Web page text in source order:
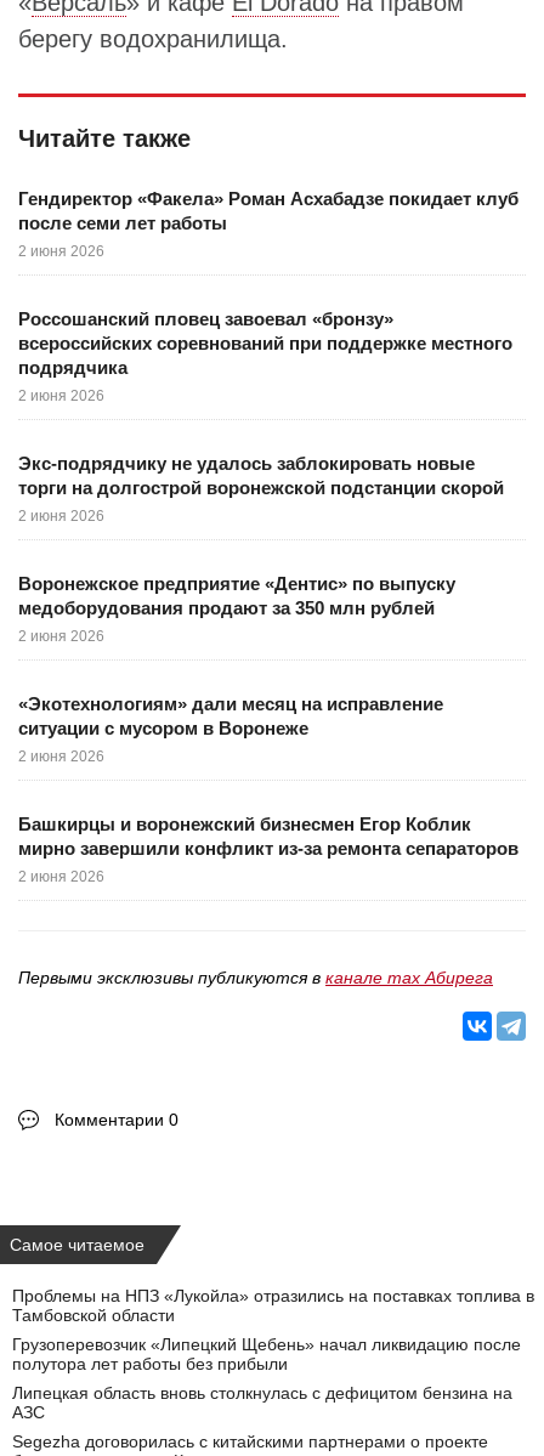
берегу водохранилища.
Читайте также
Гендиректор «Факела» Роман Асхабадзе покидает клуб
после семи лет работы
2 июня 2026
Россошанский пловец завоевал «бронзу»
всероссийских соревнований при поддержке местного
подрядчика
2 июня 2026
Экс-подрядчику не удалось заблокировать новые
торги на долгострой воронежской подстанции скорой
2 июня 2026
Воронежское предприятие «Дентис» по выпуску
медоборудования продают за 350 млн рублей
2 июня 2026
«Экотехнологиям» дали месяц на исправление
ситуации с мусором в Воронеже
2 июня 2026
Башкирцы и воронежский бизнесмен Егор Коблик
мирно завершили конфликт из-за ремонта сепараторов
2 июня 2026
Первыми эксклюзивы публикуются в канале max Абирега
Комментарии 0
Самое читаемое
Проблемы на НПЗ «Лукойла» отразились на поставках топлива в
Тамбовской области
Грузоперевозчик «Липецкий Щебень» начал ликвидацию после
полутора лет работы без прибыли
Липецкая область вновь столкнулась с дефицитом бензина на
АЗС
Segezha договорилась с китайскими партнерами о проекте